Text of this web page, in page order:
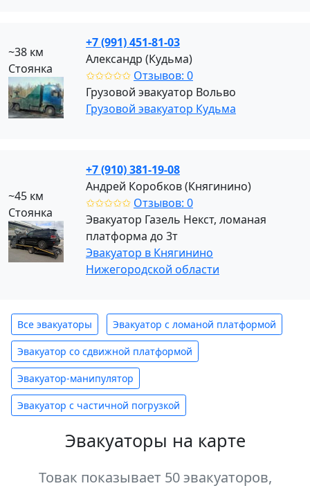
~38 км
Стоянка
+7 (991) 451-81-03
Александр (Кудьма)
✩✩✩✩✩ Отзывов: 0
Грузовой эвакуатор Вольво
Грузовой эвакуатор Кудьма
~45 км
Стоянка
+7 (910) 381-19-08
Андрей Коробков (Княгинино)
✩✩✩✩✩ Отзывов: 0
Эвакуатор Газель Некст, ломаная
платформа до 3т
Эвакуатор в Княгинино
Нижегородской области
Все эвакуаторы Эвакуатор с ломаной платформой
Эвакуатор со сдвижной платформой
Эвакуатор-манипулятор
Эвакуатор с частичной погрузкой
Эвакуаторы на карте
Товак показывает 50 эвакуаторов,